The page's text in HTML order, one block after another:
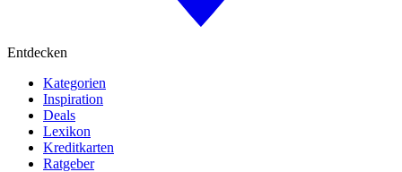
Entdecken
Kategorien
Inspiration
Deals
Lexikon
Kreditkarten
Ratgeber